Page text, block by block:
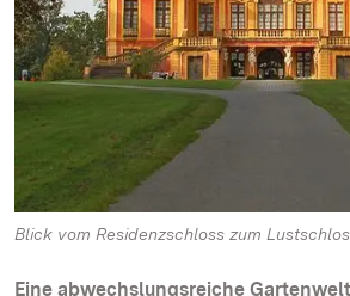
Blick vom Residenzschloss zum
Eine abwechslungsreiche